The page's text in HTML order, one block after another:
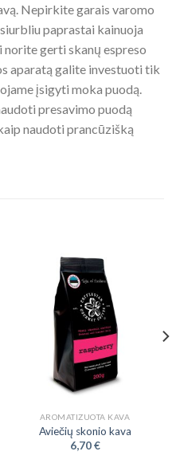
Nepirkite garais varomo
paprastai kainuoja
norite gerti skanų espreso
aparatą galite investuoti tik
įsigyti moka puodą.
presavimo puodą
naudoti prancūzišką
AROMATIZUOTA KAVA
Aviečių skonio kava
6,70€